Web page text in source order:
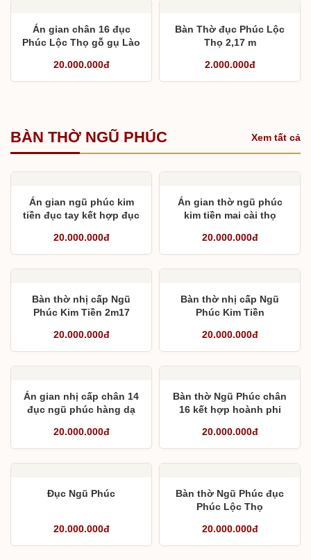
Án gian chân 16 đục
Phúc Lộc Thọ gỗ gụ Lào
20.000.000đ
Bàn Thờ đục Phúc Lộc
Thọ 2,17 m
2.000.000đ
BÀN THỜ NGŨ PHÚC Xem tất cả
Án gian ngũ phúc kim
tiền đục tay kết hợp đục
20.000.000đ
Án gian thờ ngũ phúc
kim tiền mai cài thọ
20.000.000đ
Bàn thờ nhị cấp Ngũ
Phúc Kim Tiền 2m17
20.000.000đ
Bàn thờ nhị cấp Ngũ
Phúc Kim Tiền
20.000.000đ
Án gian nhị cấp chân 14
đục ngũ phúc hàng dạ
20.000.000đ
Bàn thờ Ngũ Phúc chân
16 kết hợp hoành phi
20.000.000đ
Đục Ngũ Phúc
20.000.000đ
Bàn thờ Ngũ Phúc đục
Phúc Lộc Thọ
20.000.000đ